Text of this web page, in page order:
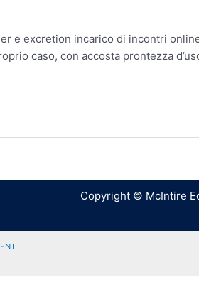
e excretion incarico di incontri
caso, con accosta prontezza
Copyright © McIntire